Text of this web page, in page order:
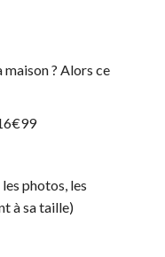
? Alors ce
photos, les
à sa taille)